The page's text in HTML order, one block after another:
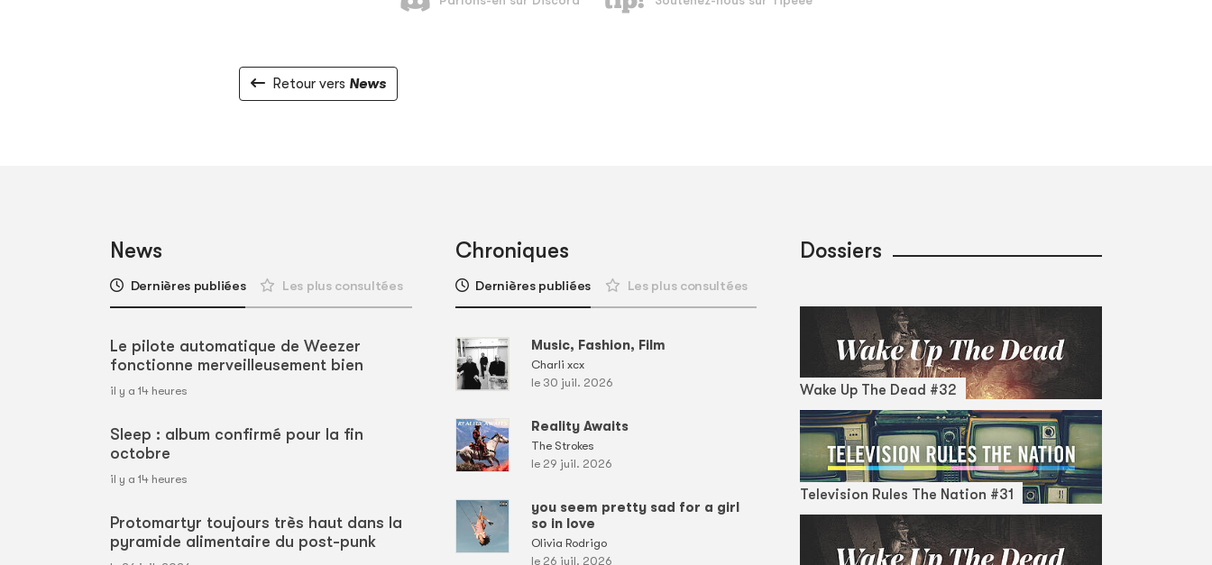
Retour vers News
News
Dernières publiées Les plus consultées
Le pilote automatique de Weezer
fonctionne merveilleusement bien
il y a 14 heures
Sleep : album confirmé pour la fin
octobre
il y a 14 heures
Protomartyr toujours très haut dans la
pyramide alimentaire du post-punk
Chroniques
Dernières publiées Les plus consultées
Music, Fashion, Film
Charli xcx
le 30 juil. 2026
Reality Awaits
The Strokes
le 29 juil. 2026
you seem pretty sad for a girl
so in love
Olivia Rodrigo
le 26 juil. 2026
Dossiers
Wake Up The Dead #32
Television Rules The Nation #31